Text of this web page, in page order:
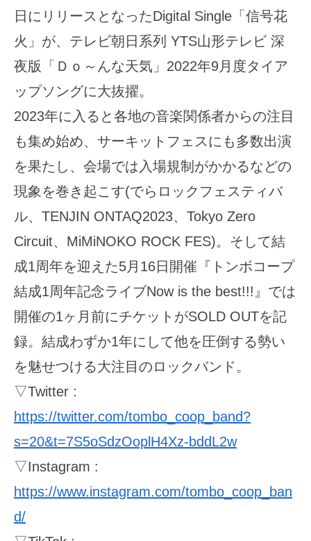
日にリリースとなったDigital Single「信号花
火」が、テレビ朝日系列 YTS山形テレビ 深
夜版「Ｄｏ～んな天気」2022年9月度タイア
ップソングに大抜擢。
2023年に入ると各地の音楽関係者からの注目
も集め始め、サーキットフェスにも多数出演
を果たし、会場では入場規制がかかるなどの
現象を巻き起こす(でらロックフェスティバ
ル、TENJIN ONTAQ2023、Tokyo Zero
Circuit、MiMiNOKO ROCK FES)。そして結
成1周年を迎えた5月16日開催『トンボコープ
結成1周年記念ライブNow is the best!!!』では
開催の1ヶ月前にチケットがSOLD OUTを記
録。結成わずか1年にして他を圧倒する勢い
を魅せつける大注目のロックバンド。
▽Twitter :
https://twitter.com/tombo_coop_band?
s=20&t=7S5oSdzOoplH4Xz-bddL2w
▽Instagram :
https://www.instagram.com/tombo_coop_ban
d/